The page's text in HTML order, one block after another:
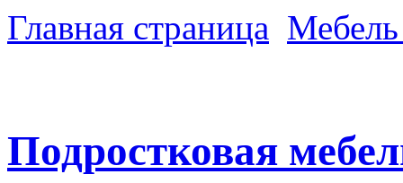
Главная страница
Подростковая